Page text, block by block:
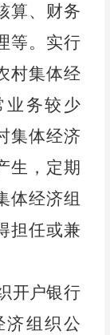
算、财务
等。实行
村集体经
业务较少
集体经济
生，定期
体经济组
担任或兼
开户银行
济组织公